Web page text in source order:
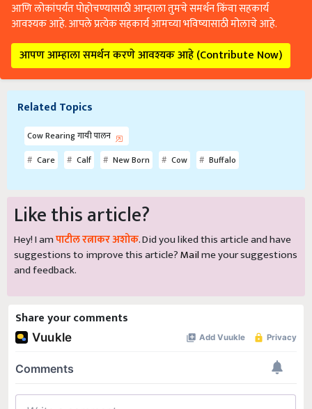
आणि लोकांपर्यंत पोहोचण्यासाठी आम्हाला तुमचे समर्थन किंवा सहकार्य
आवश्यक आहे. आपले प्रत्येक सहकार्य आमच्या भविष्यासाठी मोलाचे आहे.
आपण आम्हाला समर्थन करणे आवश्यक आहे (Contribute Now)
Related Topics
Cow Rearing गायी पालन
Care
Calf New Born Cow Buffalo
Like this article?
Hey! I amपाटील रत्नाकर अशोक. Did you liked this article and have
suggestions to improve this article?Mailme your suggestions
and feedback.
Share your comments